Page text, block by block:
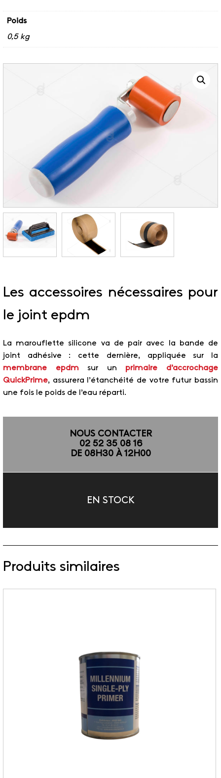
Poids
0,5 kg
Les accessoires nécessaires pour
le joint epdm
La marouflette silicone va de pair avec la bande de
joint adhésive : cette dernière, appliquée sur la
membrane epdmsur un primaire d’accrochage
QuickPrime, assurera l’étanchéité de votre futur bassin
une fois le poids de l’eau réparti.
NOUS CONTACTER
02 52 35 08 16
DE 08H30 À 12H00
EN STOCK
Produits similaires